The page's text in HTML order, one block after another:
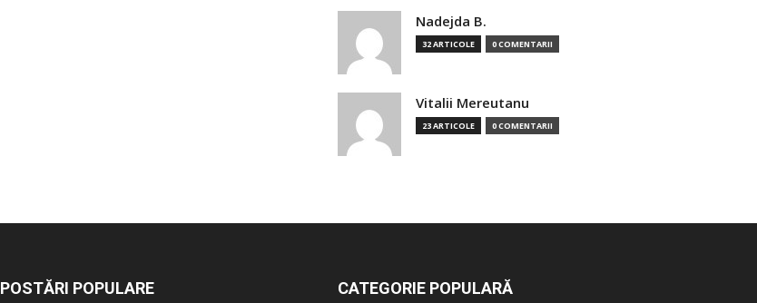
Nadejda B.
32 ARTICOLE 0 COMENTARII
Vitalii Mereutanu
23 ARTICOLE 0 COMENTARII
POSTĂRI POPULARE CATEGORIE POPULARĂ